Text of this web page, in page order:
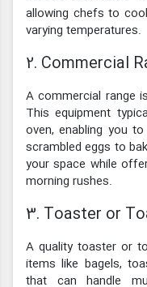
allowing chefs to
varying temperatures.
2. Commercial
A commercial range
This equipment
oven, enabling you
scrambled eggs to
your space while
morning rushes.
3. Toaster or
A quality toaster or
items like bagels,
that can handle